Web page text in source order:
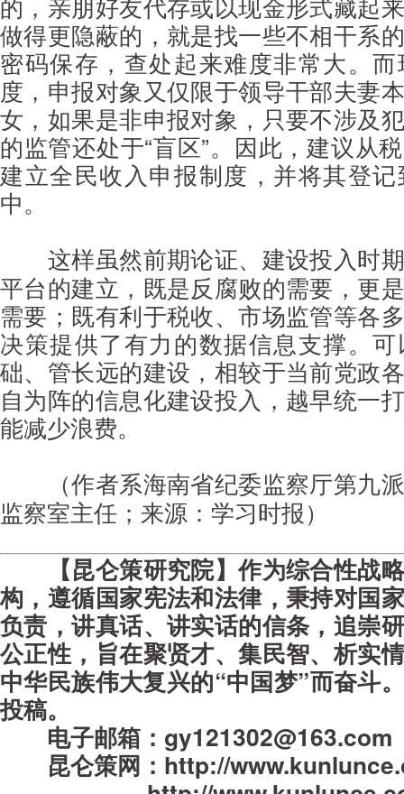
做得更隐蔽的，就是找一些不相干系
密码保存，查处起来难度非常大。
度，申报对象又仅限于领导干部夫妻
女，如果是非申报对象，只要不涉及
的监管还处于“盲区”。因此，建议从
建立全民收入申报制度，并将其登
中。
这样虽然前期论证、建设投入时
平台的建立，既是反腐败的需要，更
需要；既有利于税收、市场监管等各
决策提供了有力的数据信息支撑。
础、管长远的建设，相较于当前党政
自为阵的信息化建设投入，越早统一
能减少浪费。
（作者系海南省纪委监察厅第九
监察室主任； 来源：学习时报）
【昆仑策研究院】作为综合性战
构 ，遵循国家宪法和法律，秉持对国
负责，讲真话、讲实话的信条， 追崇
公正性，旨在聚贤才、集民智、析实
中华民族伟大复兴的“中国梦”而奋斗
投稿。
电子邮箱：gy121302@163.com
昆仑策网： http://